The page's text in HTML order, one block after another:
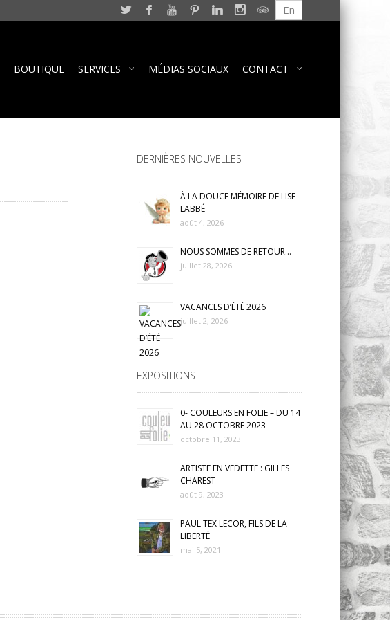
En
BOUTIQUE SERVICES MÉDIAS SOCIAUX CONTACT
DERNIÈRES NOUVELLES
À LA DOUCE MÉMOIRE DE LISE
LABBÉ
août 4, 2026
NOUS SOMMES DE RETOUR…
juillet 28, 2026
VACANCES D’ÉTÉ 2026
juillet 2, 2026
EXPOSITIONS
0- COULEURS EN FOLIE – DU 14
AU 28 OCTOBRE 2023
octobre 11, 2023
ARTISTE EN VEDETTE : GILLES
CHAREST
août 9, 2023
PAUL TEX LECOR, FILS DE LA
LIBERTÉ
mai 5, 2021